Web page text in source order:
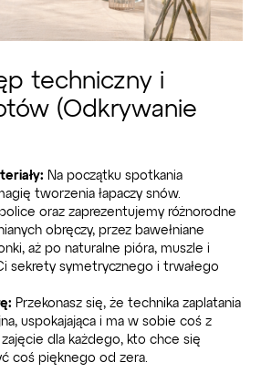
techniczny i
(Odkrywanie
Na początku spotkania
tworzenia łapaczy snów.
oraz zaprezentujemy różnorodne
obręczy, przez bawełniane
aż po naturalne pióra, muszle i
sekrety symetrycznego i trwałego
Przekonasz się, że technika zaplatania
uspokajająca i ma w sobie coś z
dla każdego, kto chce się
coś pięknego od zera.